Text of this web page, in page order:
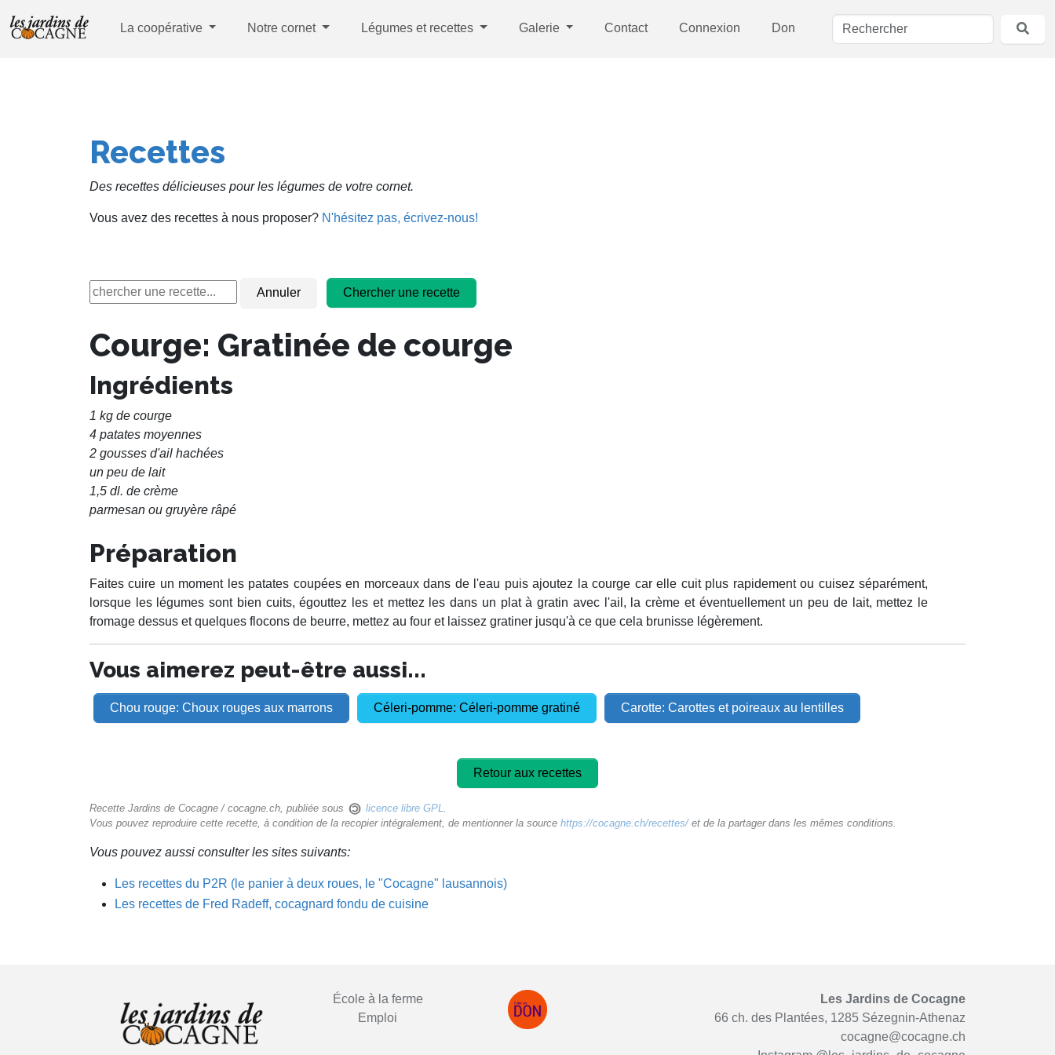
La coopérative Notre cornet Légumes et recettes Galerie Contact Connexion Don
Recettes
Des recettes délicieuses pour les légumes de votre cornet.
Vous avez des recettes à nous proposer? N'hésitez pas, écrivez-nous!
Courge: Gratinée de courge
Ingrédients
1 kg de courge
4 patates moyennes
2 gousses d'ail hachées
un peu de lait
1,5 dl. de crème
parmesan ou gruyère râpé
Préparation
Faites cuire un moment les patates coupées en morceaux dans de l'eau puis ajoutez la courge car elle cuit plus rapidement ou cuisez séparément,
lorsque les légumes sont bien cuits, égouttez les et mettez les dans un plat à gratin avec l'ail, la crème et éventuellement un peu de lait, mettez le
fromage dessus et quelques flocons de beurre, mettez au four et laissez gratiner jusqu'à ce que cela brunisse légèrement.
Vous aimerez peut-être aussi...
Chou rouge: Choux rouges aux marrons Céleri-pomme: Céleri-pomme gratiné Carotte: Carottes et poireaux au lentilles
Retour aux recettes
Recette Jardins de Cocagne / cocagne.ch, publiée sous licence libre GPL.
Vous pouvez reproduire cette recette, à condition de la recopier intégralement, de mentionner la source https://cocagne.ch/recettes/et de la partager dans les mêmes conditions.
Vous pouvez aussi consulter les sites suivants:
Les recettes du P2R (le panier à deux roues, le "Cocagne" lausannois)
Les recettes de Fred Radeff, cocagnard fondu de cuisine
École à la ferme
Emploi
Les Jardins de Cocagne
66 ch. des Plantées, 1285 Sézegnin-Athenaz
cocagne@cocagne.ch